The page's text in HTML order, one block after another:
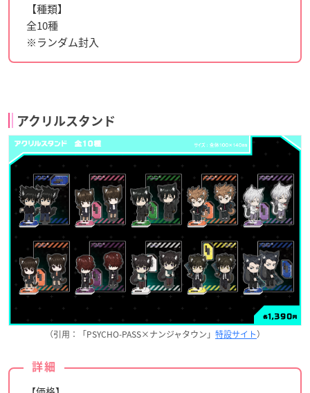
【種類】
全10種
※ランダム封入
アクリルスタンド
（引用：「PSYCHO-PASS×ナンジャタウン」 特設サイト）
詳細